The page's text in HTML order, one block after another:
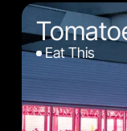
Eat This